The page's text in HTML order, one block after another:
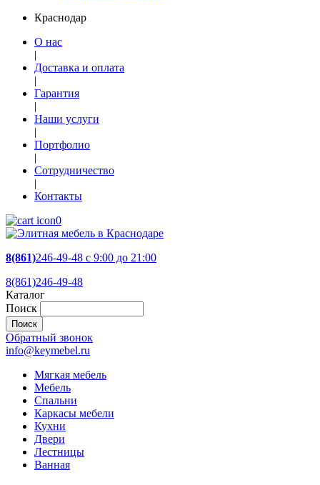
Краснодар
О нас
|
Доставка и оплата
|
Гарантия
|
Наши услуги
|
Портфолио
|
Сотрудничество
|
Контакты
0
8(861)246-49-48 c 9:00 до 21:00
8(861)246-49-48
Каталог
Поиск
Обратный звонок
info@keymebel.ru
Мягкая мебель
Мебель
Спальни
Каркасы мебели
Кухни
Двери
Лестницы
Ванная